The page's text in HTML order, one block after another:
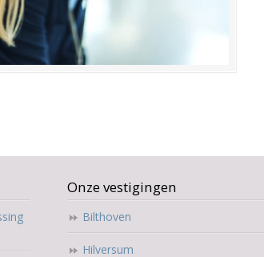
Onze vestigingen
Bilthoven
Hilversum